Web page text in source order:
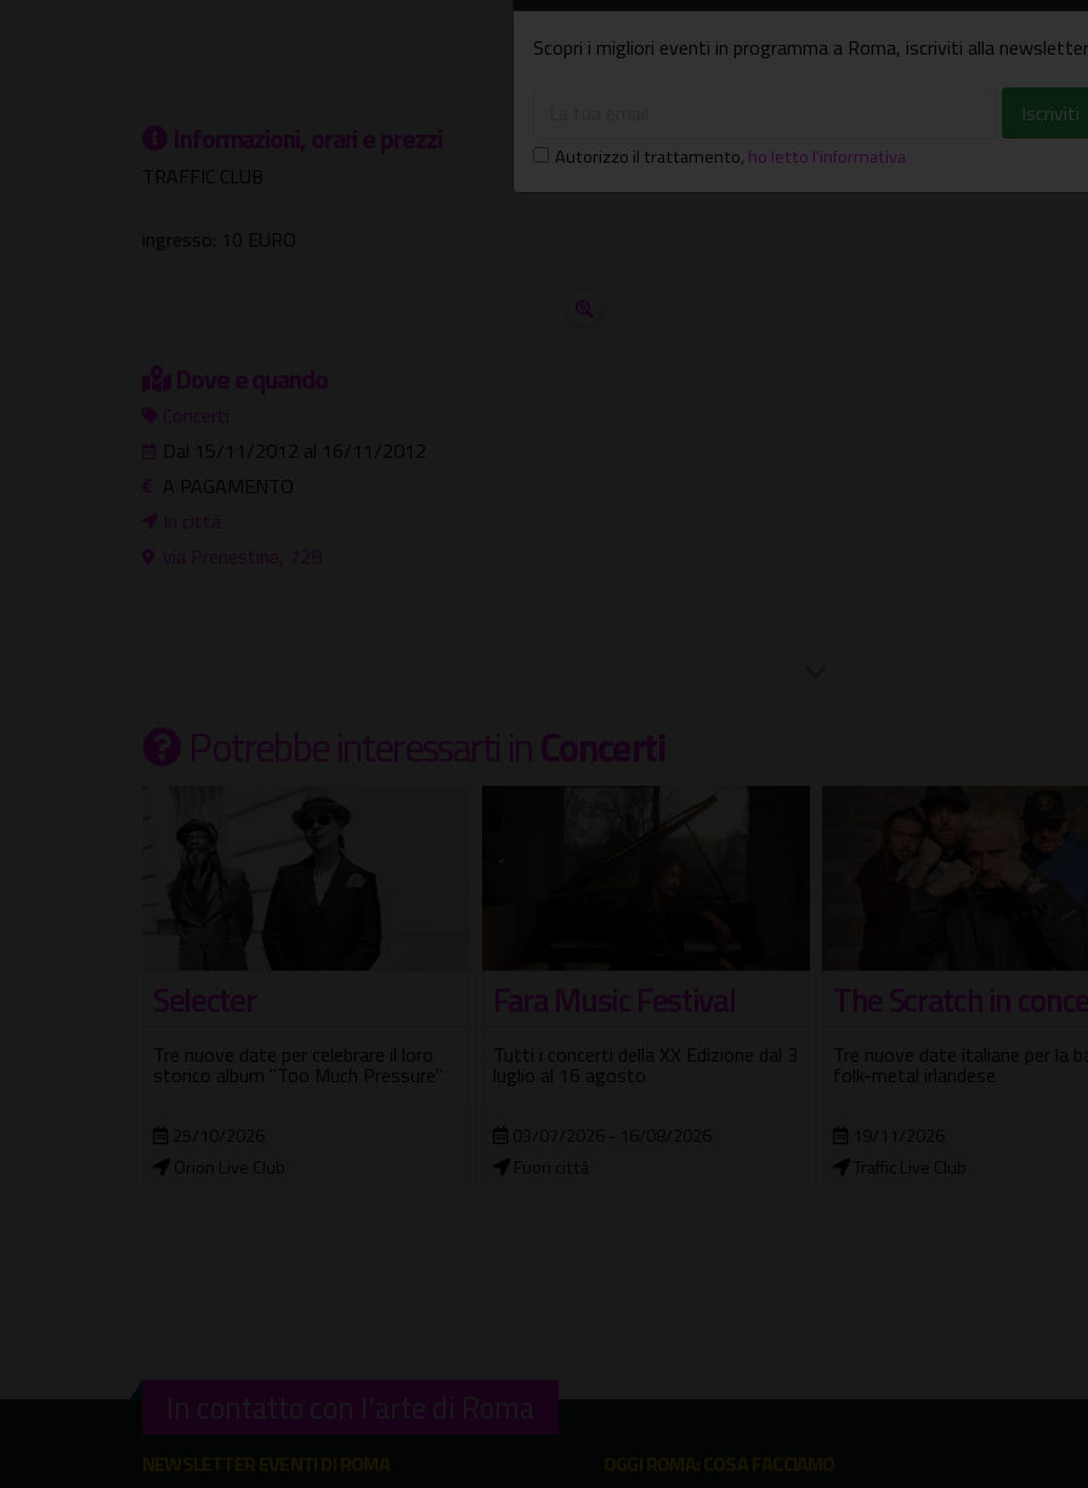
Informazioni, orari e prezzi
TRAFFIC CLUB
ingresso: 10 EURO
Dove e quando
Concerti
Dal 15/11/2012 al 16/11/2012
A PAGAMENTO
In città
via Prenestina, 728
Potrebbe interessartiinConcerti
Fara Music Festival
Tutti i concerti della XX Edizione dal 3
luglio al 16 agosto
03/07/2026 - 16/08/2026
Fuori città
The Scratch in concerto
Tre nuove date italiane per la band
folk-metal irlandese
19/11/2026
Traffic Live Club
Concerto di
Meraviglie/
Da Bach ai Genesis con il M°
Lo Muscio + visita guidata
In contatto con l'arte di Roma
Scopri i migliori eventi in programma a Roma, iscriviti alla
Autorizzo il trattamento, ho letto l'informativa